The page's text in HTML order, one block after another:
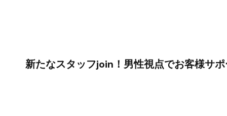
新たなスタッフjoin！男性視点でお客様サ